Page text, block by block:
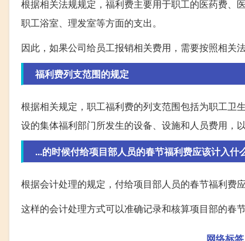
根据相关法规规定，福利费主要用于职工的医药费、
职工浴室、理发室等方面的支出。
因此，如果公司给员工报销相关费用，需要按照相关
福利费列支范围的规定
根据相关规定，职工福利费的列支范围包括为职工卫
设的集体福利部门所发生的设备、设施和人员费用，
...的时候付给项目部人员的春节福利费应该计入什
根据会计处理的规定，付给项目部人员的春节福利费
这样的会计处理方式可以准确记录和核算项目部的春